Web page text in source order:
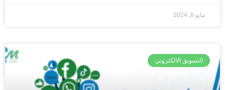
مايو 8, 2024
التسويق الالكتروني